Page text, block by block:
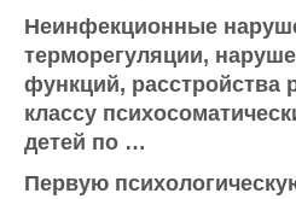
Неинфекционные
терморегуляции,
функций, расстройства
классу
детей по …
Первую